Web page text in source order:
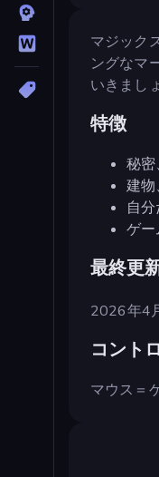
マジック
ングなマ
いきまし
特徴
秘密
建
自
ゲー
最終更
2026年4
コント
マウス＝